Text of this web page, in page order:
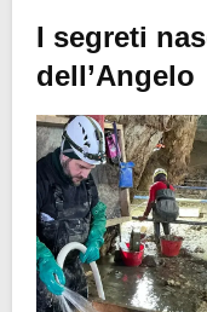
I segreti
dell’Angelo